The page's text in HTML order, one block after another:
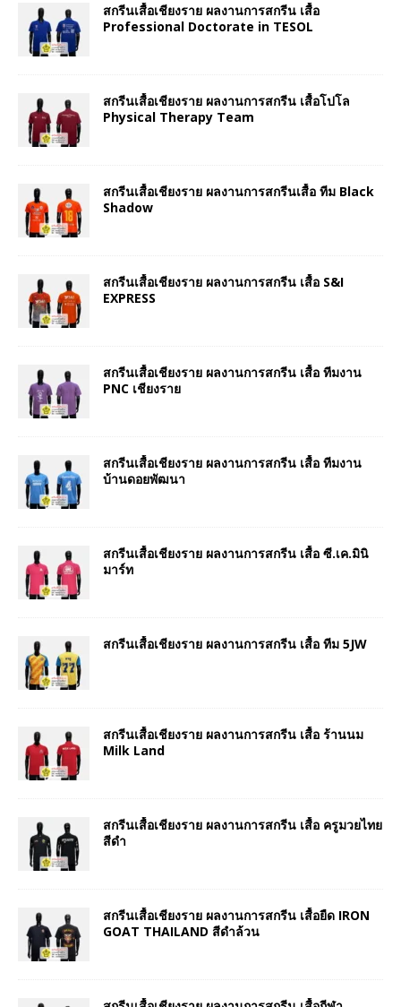
สกรีนเสื้อเชียงราย ผลงานการสกรีน เสื้อ
Professional Doctorate in TESOL
สกรีนเสื้อเชียงราย ผลงานการสกรีน เสื้อโปโล
Physical Therapy Team
สกรีนเสื้อเชียงราย ผลงานการสกรีนเสื้อ ทีม Black
Shadow
สกรีนเสื้อเชียงราย ผลงานการสกรีน เสื้อ S&I
EXPRESS
สกรีนเสื้อเชียงราย ผลงานการสกรีน เสื้อ ทีมงาน
PNC เชียงราย
สกรีนเสื้อเชียงราย ผลงานการสกรีน เสื้อ ทีมงาน
บ้านดอยพัฒนา
สกรีนเสื้อเชียงราย ผลงานการสกรีน เสื้อ ซี.เค.มินิ
มาร์ท
สกรีนเสื้อเชียงราย ผลงานการสกรีน เสื้อ ทีม 5JW
สกรีนเสื้อเชียงราย ผลงานการสกรีน เสื้อ ร้านนม
Milk Land
สกรีนเสื้อเชียงราย ผลงานการสกรีน เสื้อ ครูมวยไทย
สีดำ
สกรีนเสื้อเชียงราย ผลงานการสกรีน เสื้อยืด IRON
GOAT THAILAND สีดำล้วน